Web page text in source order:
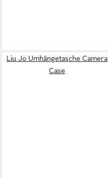
Liu Jo Umhängetasche Camera
Case